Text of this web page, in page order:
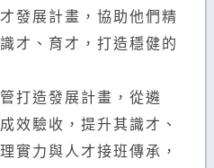
發展計畫，協助他們精
才、育才，打造穩健的
打造發展計畫，從遴
效驗收，提升其識才、
實力與人才接班傳承，